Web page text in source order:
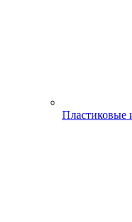
Пластиковые